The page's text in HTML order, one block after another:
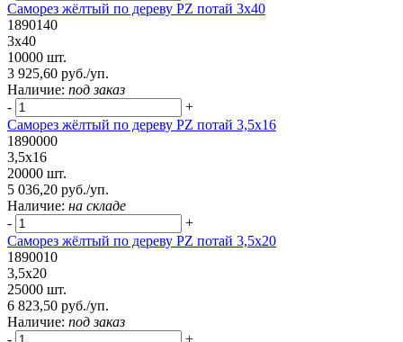
Саморез жёлтый по дереву PZ потай 3х40
1890140
3х40
10000 шт.
3 925,60 руб./уп.
Наличие: под заказ
-
+
Саморез жёлтый по дереву PZ потай 3,5х16
1890000
3,5х16
20000 шт.
5 036,20 руб./уп.
Наличие: на складе
-
+
Саморез жёлтый по дереву PZ потай 3,5х20
1890010
3,5х20
25000 шт.
6 823,50 руб./уп.
Наличие: под заказ